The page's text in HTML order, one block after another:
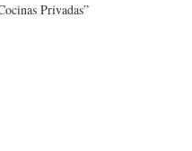
Privadas”